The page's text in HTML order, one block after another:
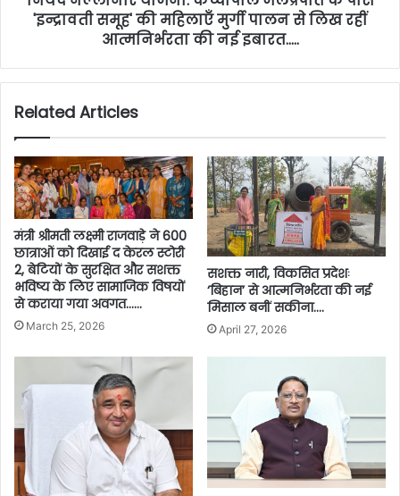
'इन्द्रावती समूह' की महिलाएँ मुर्गी पालन से लिख रहीं
आत्मनिर्भरता की नई इबारत…..
Related Articles
मंत्री श्रीमती लक्ष्मी राजवाड़े ने 600
छात्राओं को दिखाई द केरल स्टोरी
2, बेटियों के सुरक्षित और सशक्त
भविष्य के लिए सामाजिक विषयों
से कराया गया अवगत……
March 25, 2026
सशक्त नारी, विकसित प्रदेशः
‘बिहान’ से आत्मनिर्भरता की नई
मिसाल बनीं सकीना….
April 27, 2026